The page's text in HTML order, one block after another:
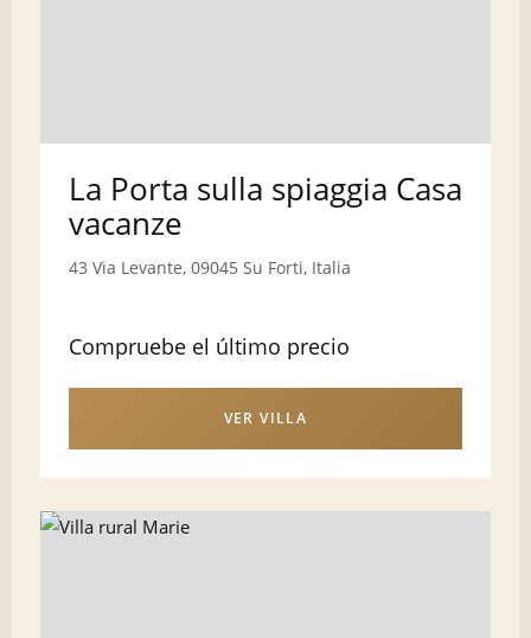
La Porta sulla spiaggia Casa
vacanze
43 Via Levante, 09045 Su Forti, Italia
Compruebe el último precio
VER VILLA